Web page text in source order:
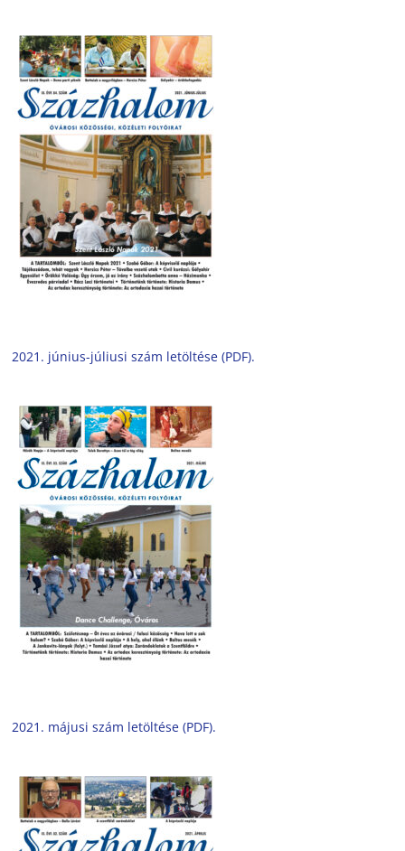
2021. június-júliusi szám letöltése (PDF).
2021. májusi szám letöltése (PDF).